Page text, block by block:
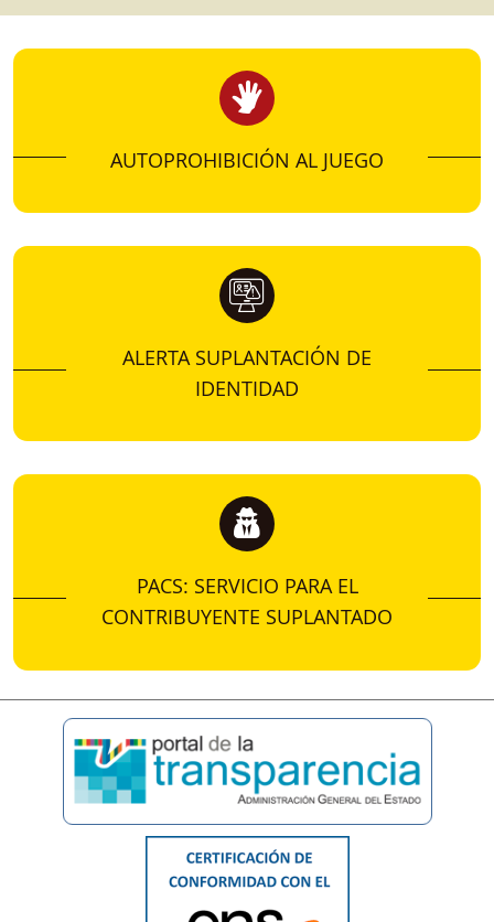
datos, estudios, informes, o estadísticas
vinculados a la Dirección General de
Ordenación del Juego.
AUTOPROHIBICIÓN AL JUEGO
ALERTA SUPLANTACIÓN DE
IDENTIDAD
PACS: SERVICIO PARA EL
CONTRIBUYENTE SUPLANTADO